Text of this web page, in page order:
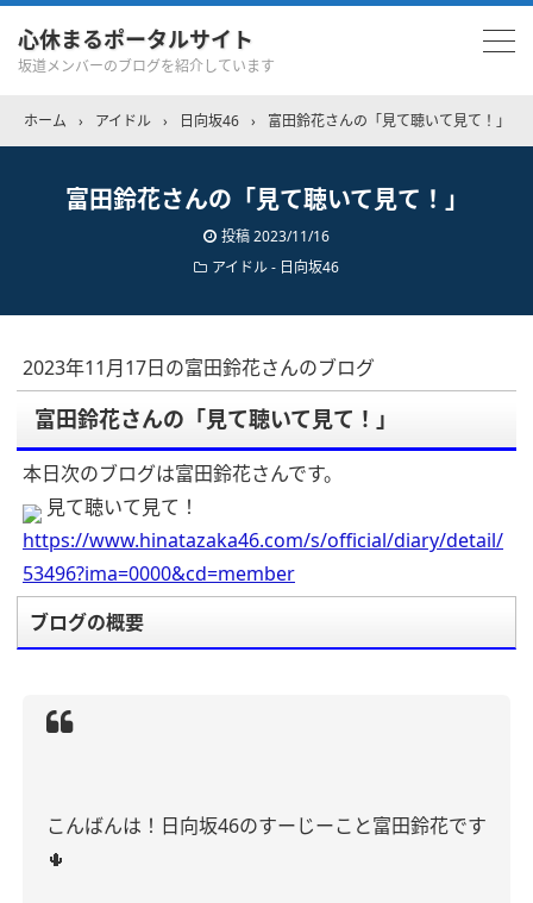
心休まるポータルサイト
坂道メンバーのブログを紹介しています
ホーム › アイドル › 日向坂46 › 富田鈴花さんの「見て聴いて見て！」
富田鈴花さんの「見て聴いて見て！」
投稿2023/11/16
アイドル - 日向坂46
2023年11月17日の富田鈴花さんのブログ
富田鈴花さんの「見て聴いて見て！」
本日次のブログは富田鈴花さんです。
見て聴いて見て！
https://www.hinatazaka46.com/s/official/diary/detail/
53496?ima=0000&cd=member
ブログの概要
こんばんは！日向坂46のすーじーこと富田鈴花です
🌵